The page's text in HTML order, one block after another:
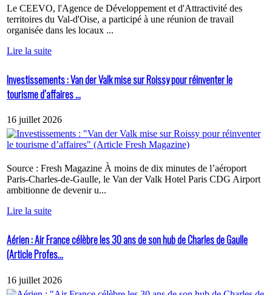
Le CEEVO, l'Agence de Développement et d'Attractivité des
territoires du Val-d'Oise, a participé à une réunion de travail
organisée dans les locaux ...
Lire la suite
Investissements : Van der Valk mise sur Roissy pour réinventer le
tourisme d’affaires ...
16 juillet 2026
Source : Fresh Magazine À moins de dix minutes de l’aéroport
Paris-Charles-de-Gaulle, le Van der Valk Hotel Paris CDG Airport
ambitionne de devenir u...
Lire la suite
Aérien : Air France célèbre les 30 ans de son hub de Charles de Gaulle
(Article Profes...
16 juillet 2026